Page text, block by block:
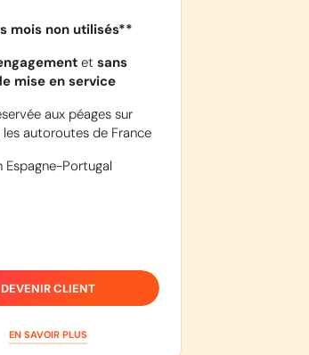
mois non utilisés**
etsans
mise en service
aux péages sur
autoroutes de France
Espagne-Portugal
DEVENIR CLIENT
EN SAVOIR PLUS